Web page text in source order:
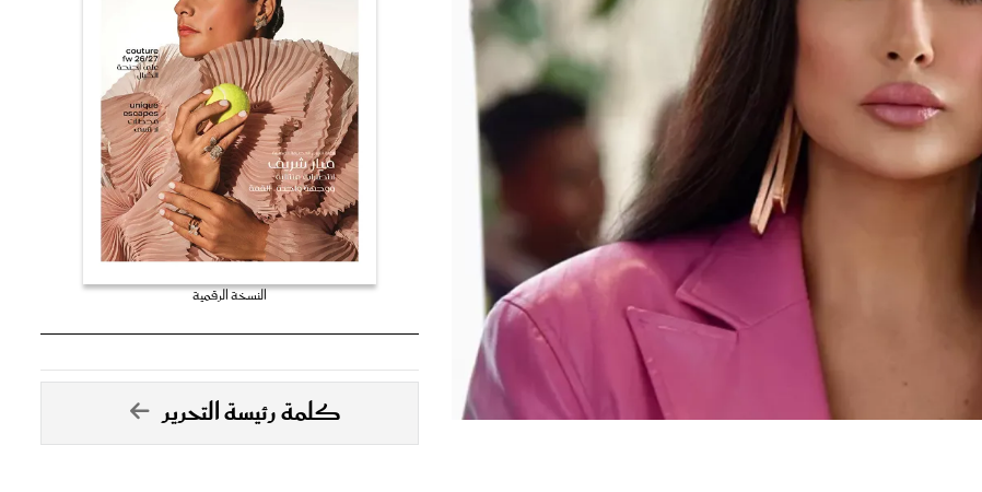
النسخة الرقمية
كلمة رئيسة التحرير